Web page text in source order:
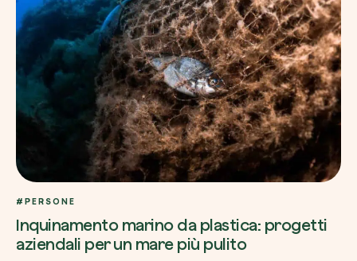
#PERSONE
Inquinamento marino da plastica: progetti
aziendali per un mare più pulito